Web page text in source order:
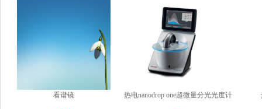
看谱镜 热电nanodrop one超微量分光光度计